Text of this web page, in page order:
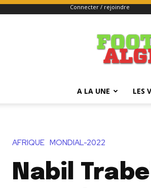
Connecter / rejoindre
A LA UNE LES
AFRIQUE MONDIAL-2022
Nabil